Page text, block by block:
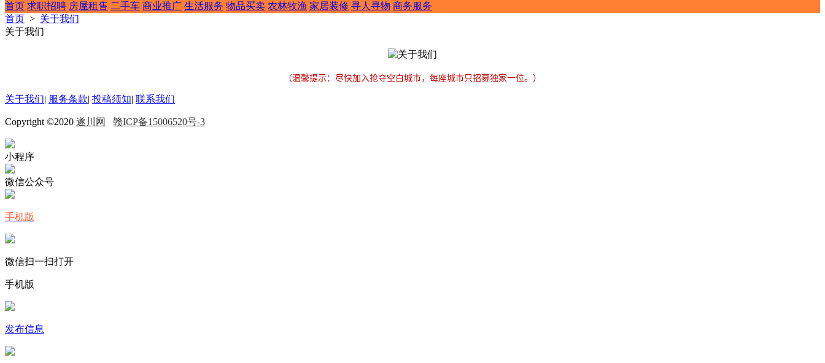
首页 求职招聘 房屋租售 二手车 商业推广 生活服务 物品买卖 农林牧渔 家居装修 寻人寻物 商务服务
首页 > 关于我们
关于我们
（温馨提示：尽快加入抢夺空白城市，每座城市只招募独家一位。）
关于我们| 服务条款| 投稿须知| 联系我们
Copyright ©2020 遂川网 赣ICP备15006520号-3
小程序
微信公众号
手机版
微信扫一扫打开
手机版
发布信息